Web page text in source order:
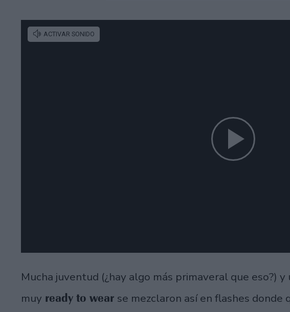
Mucha juventud (¿hay algo más primaveral que eso?)
muy ready to wear se mezclaron así en flashes donde